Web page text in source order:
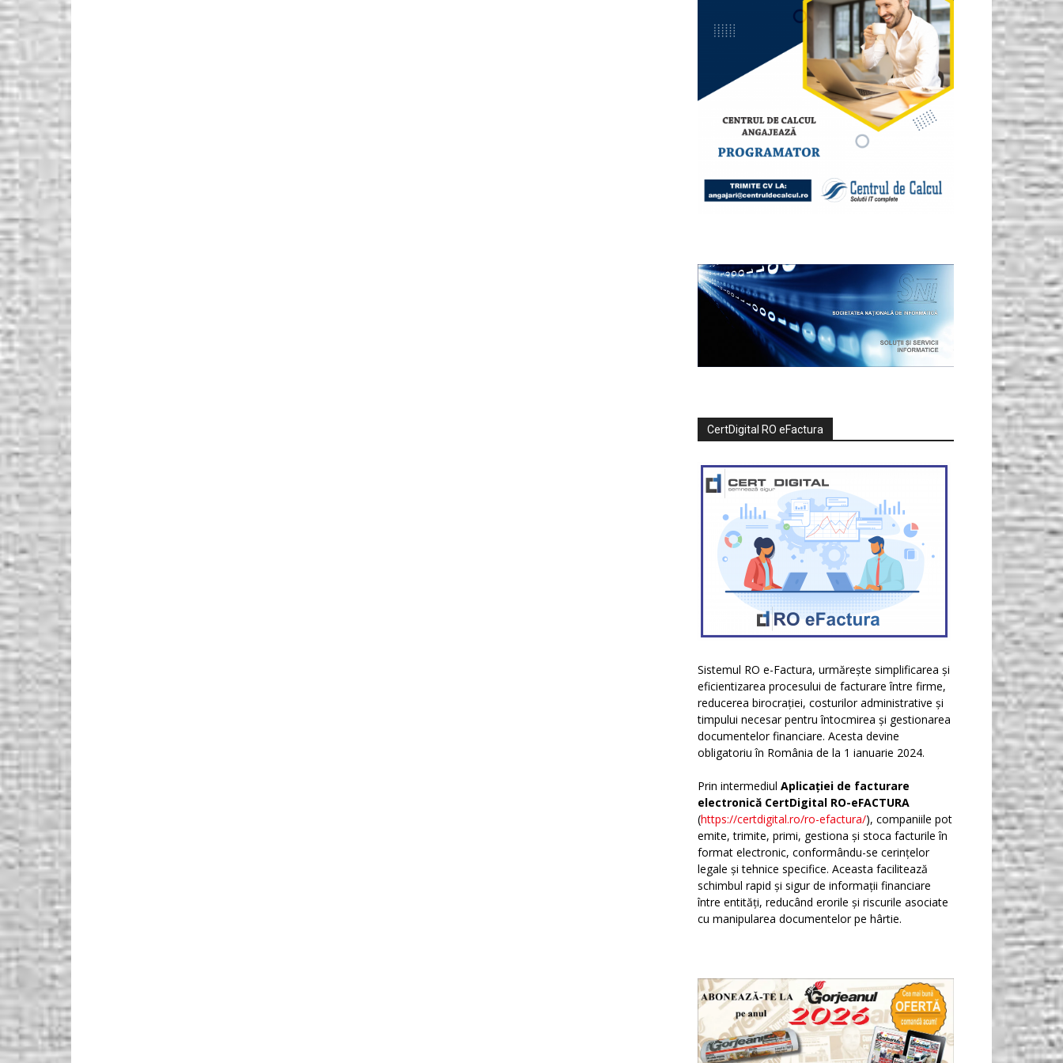
CertDigital RO eFactura
Sistemul RO e-Factura, urmărește simplificarea și
eficientizarea procesului de facturare între firme,
reducerea birocrației, costurilor administrative și
timpului necesar pentru întocmirea și gestionarea
documentelor financiare. Acesta devine
obligatoriu în România de la 1 ianuarie 2024.
Prin intermediul Aplicației de facturare
electronică CertDigital RO-eFACTURA
(https://certdigital.ro/ro-efactura/), companiile pot
emite, trimite, primi, gestiona și stoca facturile în
format electronic, conformându-se cerințelor
legale și tehnice specifice. Aceasta facilitează
schimbul rapid și sigur de informații financiare
între entități, reducând erorile și riscurile asociate
cu manipularea documentelor pe hârtie.